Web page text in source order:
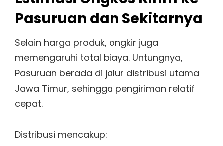
Pasuruan dan Sekitarnya
Selain harga produk, ongkir juga
memengaruhi total biaya. Untungnya,
Pasuruan berada di jalur distribusi utama
Jawa Timur, sehingga pengiriman relatif
cepat.
Distribusi mencakup: